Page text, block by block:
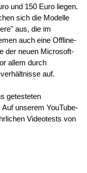
und 150 Euro liegen.
sich die Modelle
aus, die im
auch eine Offline-
der neuen Microsoft-
allem durch
auf.
getesteten
unserem YouTube-
Videotests von